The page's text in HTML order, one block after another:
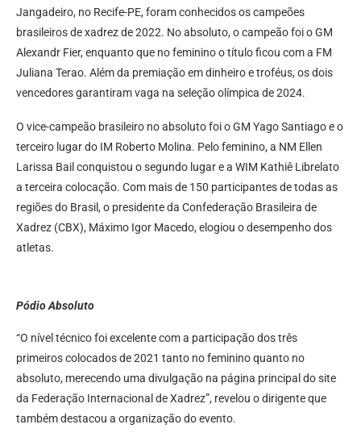
Jangadeiro, no Recife-PE, foram conhecidos os campeões
brasileiros de xadrez de 2022. No absoluto, o campeão foi o GM
Alexandr Fier, enquanto que no feminino o título ficou com a FM
Juliana Terao. Além da premiação em dinheiro e troféus, os dois
vencedores garantiram vaga na seleção olímpica de 2024.
O vice-campeão brasileiro no absoluto foi o GM Yago Santiago e o
terceiro lugar do IM Roberto Molina. Pelo feminino, a NM Ellen
Larissa Bail conquistou o segundo lugar e a WIM Kathiê Librelato
a terceira colocação. Com mais de 150 participantes de todas as
regiões do Brasil, o presidente da Confederação Brasileira de
Xadrez (CBX), Máximo Igor Macedo, elogiou o desempenho dos
atletas.
Pódio Absoluto
“O nível técnico foi excelente com a participação dos três
primeiros colocados de 2021 tanto no feminino quanto no
absoluto, merecendo uma divulgação na página principal do site
da Federação Internacional de Xadrez”, revelou o dirigente que
também destacou a organização do evento.